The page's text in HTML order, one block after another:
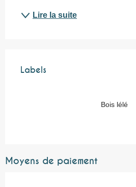
Lire la suite
Labels
Labels
Bois lélé
Moyens de paiement